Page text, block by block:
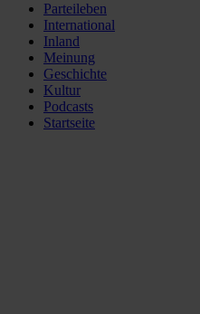
Parteileben
International
Inland
Meinung
Geschichte
Kultur
Podcasts
Startseite